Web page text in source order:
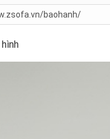
baohanh/